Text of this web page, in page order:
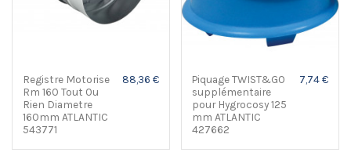
Registre Motorise
Rm 160 Tout Ou
Rien Diametre
160mm ATLANTIC
543771
88,36 €
Piquage TWIST&GO
supplémentaire
pour Hygrocosy 125
mm ATLANTIC
427662
7,74 €